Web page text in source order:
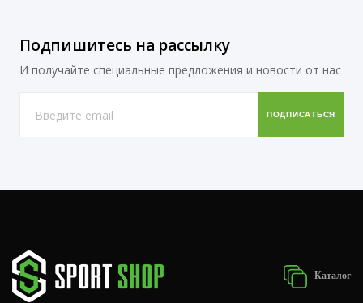
Подпишитесь на рассылку
И получайте специальные предложения и новости от нас
Каталог